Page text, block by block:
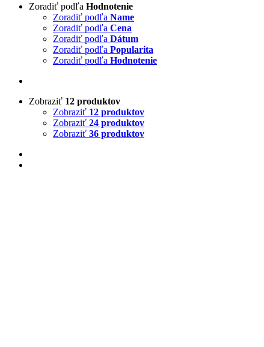
Zoradiť podľa Hodnotenie
Zoradiť podľa Name
Zoradiť podľa Cena
Zoradiť podľa Dátum
Zoradiť podľa Popularita
Zoradiť podľa Hodnotenie
Zobraziť 12 produktov
Zobraziť 12 produktov
Zobraziť 24 produktov
Zobraziť 36 produktov